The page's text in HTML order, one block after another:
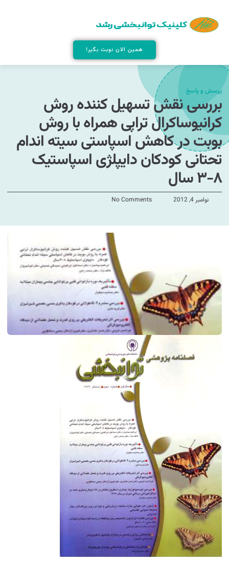
همین الان نوبت بگیر!
پرسش و پاسخ
بررسی نقش تسهیل کننده روش
کرانیوساکرال تراپی همراه با روش
بوبت در کاهش اسپاستی سیته اندام
تحتانی کودکان دایپلژی اسپاستیک
۸-۳ سال
نوامبر 4, 2012 No Comments